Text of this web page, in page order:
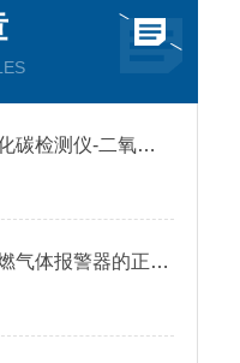
河南红外线二氧化碳检测仪-二氧化碳检测仪的应用领域
哪些因素影响可燃气体报警器的正常工作?